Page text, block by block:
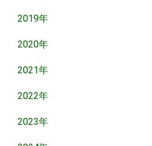
2019年
2020年
2021年
2022年
2023年